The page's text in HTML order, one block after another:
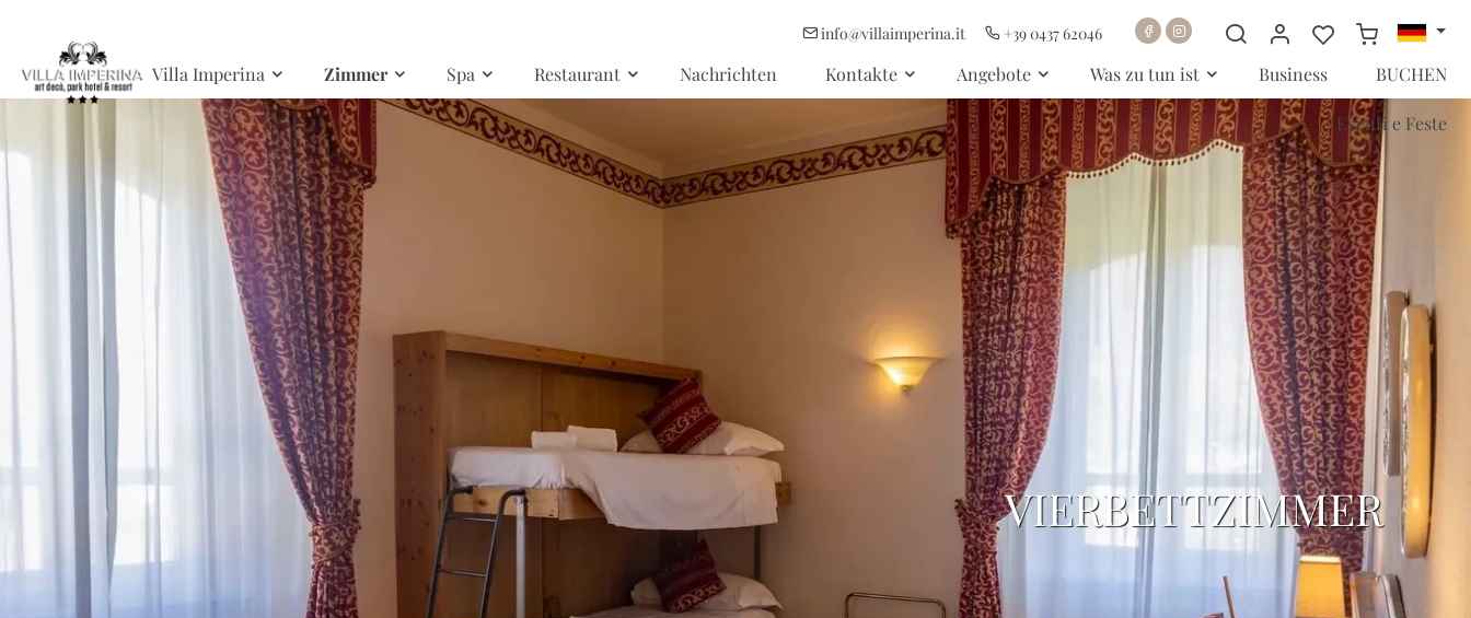
info@villaimperina.it +39 0437 62046
Villa Imperina Zimmer Spa Restaurant Nachrichten Kontakte Angebote Was zu tun ist Business BUCHEN
Eventi e Feste
VIERBETTZIMMER